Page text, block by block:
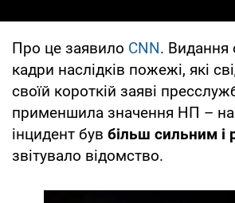
Про це заявило CNN. Видання
кадри наслідків пожежі, які
своїй короткій заяві
применшила значення НП –
інцидент був більш сильним і
звітувало відомство.